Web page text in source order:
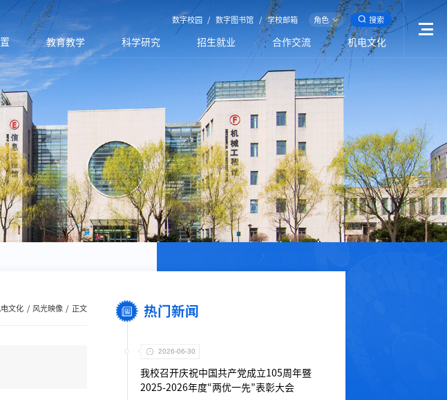
数字校园 / 数字图书馆 / 学校邮箱 角色 搜索
教育教学 科学研究 招生就业 合作交流 机电文化
文化 风光映像 正文 热门新闻
2026-06-30
我校召开庆祝中国共产党成立105周年暨
2025-2026年度“两优一先”表彰大会